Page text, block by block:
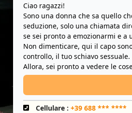
Ciao ragazzi!
Sono una donna che sa quello
seduzione, solo una chiamata
se sei pronto a emozionarmi e a
Non dimenticare, qui il capo
controllo, il tuo schiavo sessuale.
Allora, sei pronto a vedere le
Cellulare : +39 688 *** ****